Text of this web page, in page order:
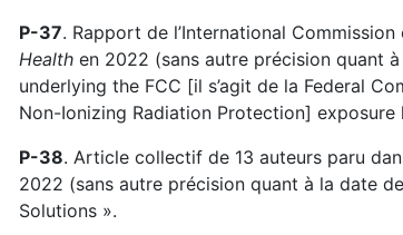
P-37. Rapport de l’International
Health en 2022 (sans autre précision quant
underlying the FCC [il s’agit de la Federal
Non-Ionizing Radiation Protection]
P-38. Article collectif de 13 auteurs paru
2022 (sans autre précision quant à la date
Solutions ».